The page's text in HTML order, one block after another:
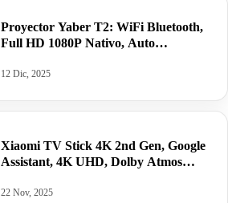
Proyector Yaber T2: WiFi Bluetooth,
Full HD 1080P Nativo, Auto
Batería.
12 Dic, 2025
Xiaomi TV Stick 4K 2nd Gen, Google
Assistant, 4K UHD, Dolby Atmos
22 Nov, 2025